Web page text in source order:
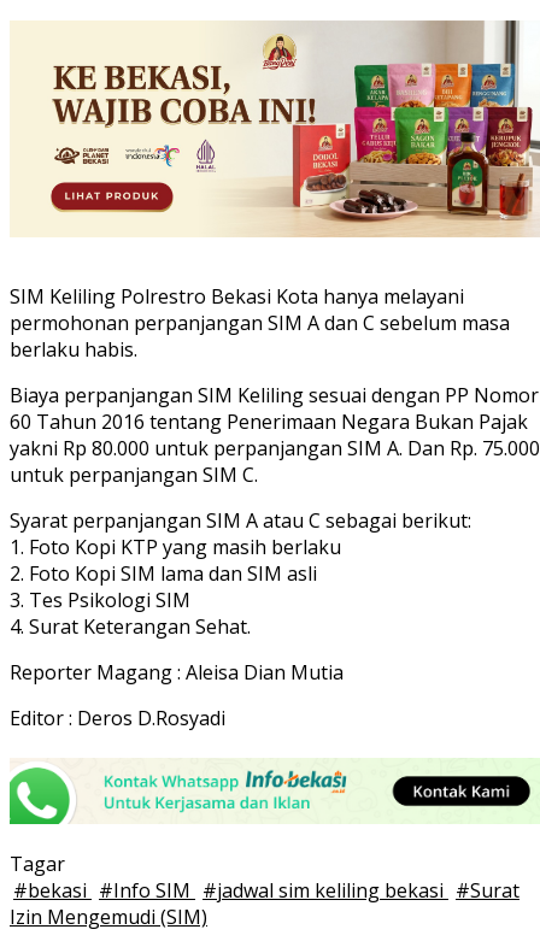
SIM Keliling Polrestro Bekasi Kota hanya melayani
permohonan perpanjangan SIM A dan C sebelum masa
berlaku habis.
Biaya perpanjangan SIM Keliling sesuai dengan PP Nomor
60 Tahun 2016 tentang Penerimaan Negara Bukan Pajak
yakni Rp 80.000 untuk perpanjangan SIM A. Dan Rp. 75.000
untuk perpanjangan SIM C.
Syarat perpanjangan SIM A atau C sebagai berikut:
1. Foto Kopi KTP yang masih berlaku
2. Foto Kopi SIM lama dan SIM asli
3. Tes Psikologi SIM
4. Surat Keterangan Sehat.
Reporter Magang : Aleisa Dian Mutia
Editor : Deros D.Rosyadi
Tagar
#bekasi #Info SIM #jadwal sim keliling bekasi #Surat
Izin Mengemudi (SIM)